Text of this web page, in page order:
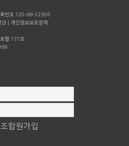
록번호 120-88-22306
관 | 개인정보보호정책
텔 737호
조합원가입